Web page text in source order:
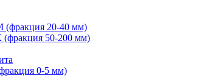
20-40 мм)
50-200 мм)
0-5 мм)